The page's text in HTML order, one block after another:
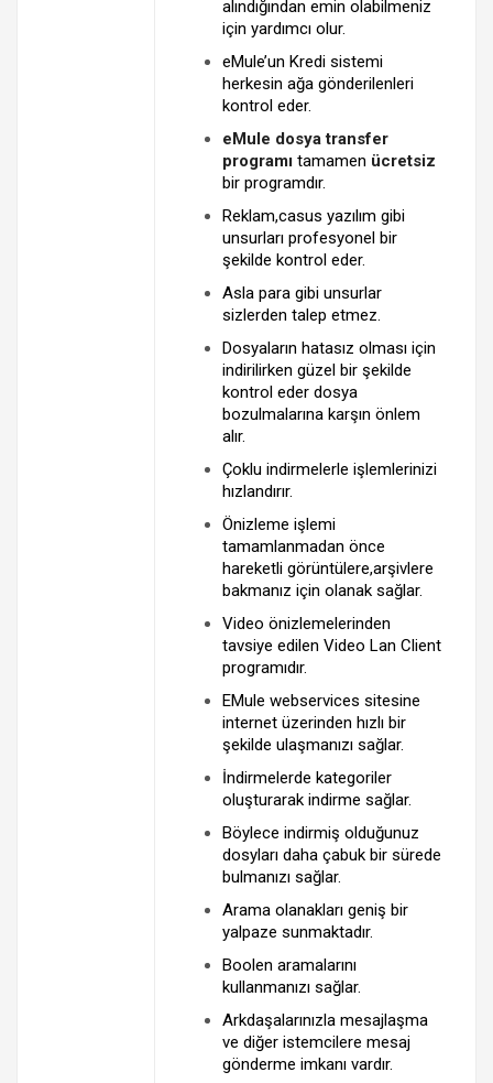
alındığından emin olabilmeniz
için yardımcı olur.
eMule’un Kredi sistemi
herkesin ağa gönderilenleri
kontrol eder.
eMule dosya transfer
programıtamamen ücretsiz
bir programdır.
Reklam,casus yazılım gibi
unsurları profesyonel bir
şekilde kontrol eder.
Asla para gibi unsurlar
sizlerden talep etmez.
Dosyaların hatasız olması için
indirilirken güzel bir şekilde
kontrol eder dosya
bozulmalarına karşın önlem
alır.
Çoklu indirmelerle işlemlerinizi
hızlandırır.
Önizleme işlemi
tamamlanmadan önce
hareketli görüntülere,arşivlere
bakmanız için olanak sağlar.
Video önizlemelerinden
tavsiye edilen Video Lan Client
programıdır.
EMule webservices sitesine
internet üzerinden hızlı bir
şekilde ulaşmanızı sağlar.
İndirmelerde kategoriler
oluşturarak indirme sağlar.
Böylece indirmiş olduğunuz
dosyları daha çabuk bir sürede
bulmanızı sağlar.
Arama olanakları geniş bir
yalpaze sunmaktadır.
Boolen aramalarını
kullanmanızı sağlar.
Arkdaşalarınızla mesajlaşma
ve diğer istemcilere mesaj
gönderme imkanı vardır.